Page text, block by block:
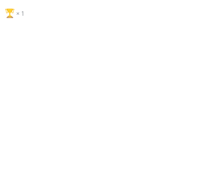
1. Hol dir die fraenk App.
2. Registrier dich mit deinem PayPal Konto.
1